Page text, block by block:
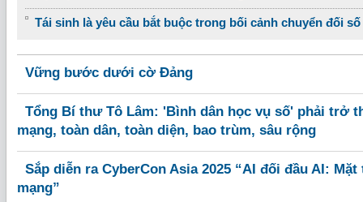
Tái sinh là yêu cầu bắt buộc trong bối cảnh chuyển đối số
Vững bước dưới cờ Đảng
Tổng Bí thư Tô Lâm: 'Bình dân học vụ số' phải trở
mạng, toàn dân, toàn diện, bao trùm, sâu rộng
Sắp diễn ra CyberCon Asia 2025 “AI đối đầu AI:
mạng”